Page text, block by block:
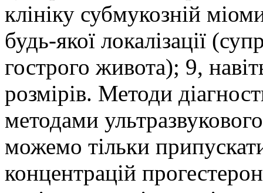
клініку субмукозній
будь-якої локалізації
гострого живота); 9,
розмірів. Методи
методами
можемо тільки
концентрацій